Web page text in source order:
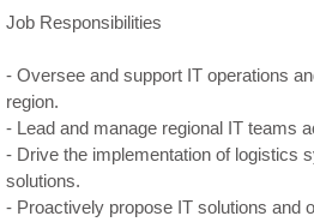
Job Responsibilities
- Oversee and support IT operations
region.
- Lead and manage regional IT teams
- Drive the implementation of logistics
solutions.
- Proactively propose IT solutions and